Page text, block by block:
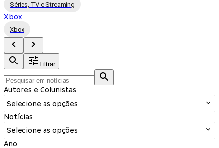
Séries, TV e Streaming
Xbox
Xbox
Filtrar
Autores e Colunistas
Selecione as opções
Notícias
Selecione as opções
Ano